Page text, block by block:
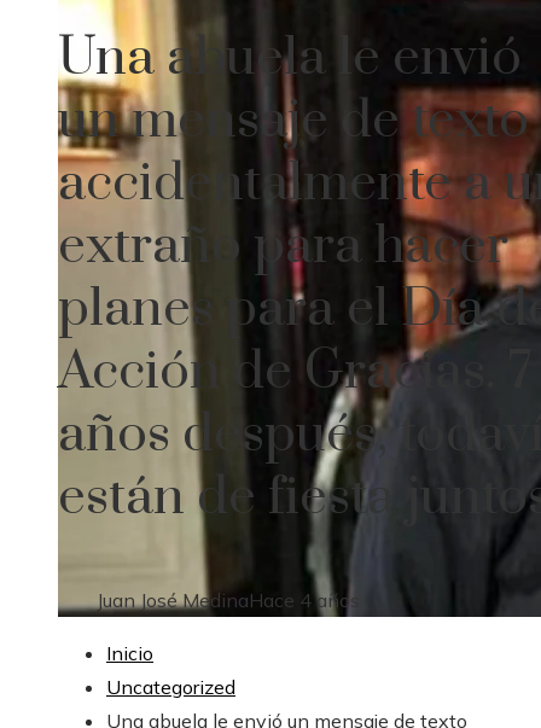
Una abuela le envió
un mensaje de texto
accidentalmente a
extraño para hacer
planes para el Día
Acción de Gracias. 7
años después,
están de fiesta
Juan José MedinaHace 4 años
Inicio
Uncategorized
Una abuela le envió un mensaje de texto